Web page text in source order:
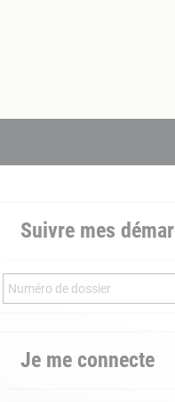
Suivre mes
Je me connecte